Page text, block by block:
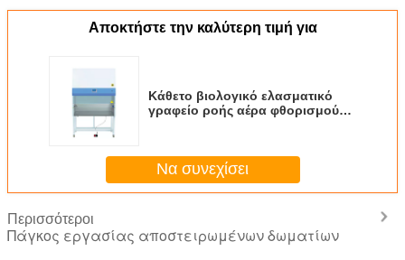
Αποκτήστε την καλύτερη τιμή για
Κάθετο βιολογικό ελασματικό
γραφείο ροής αέρα φθορισμού
Να συνεχίσει
Περισσότεροι
Πάγκος εργασίας αποστειρωμένων δωματίων